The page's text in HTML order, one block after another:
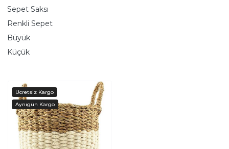
Sepet Saksı
Renkli Sepet
Büyük
Küçük